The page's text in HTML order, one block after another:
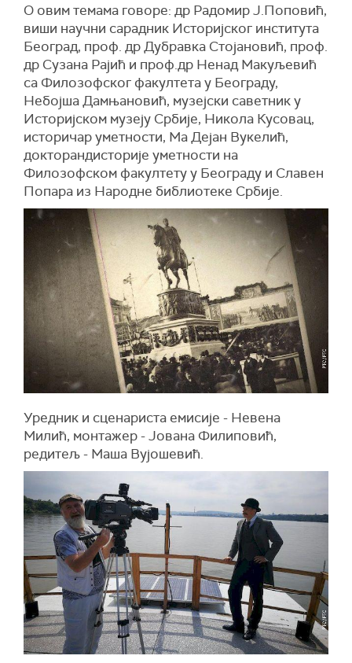
О овим темама говоре: др Радомир Ј.Поповић,
виши научни сарадник Историјског института
Београд, проф. др Дубравка Стојановић, проф.
др Сузана Рајић и проф.др Ненад Макуљевић
са Филозофског факултета у Београду,
Небојша Дамњановић, музејски саветник у
Историјском музеју Србије, Никола Кусовац,
историчар уметности, Ма Дејан Вукелић,
докторандисториje уметности на
Филозофском факултету у Београду и Славен
Попара из Народне библиотеке Србије.
Уредник и сценариста емисије - Невена
Милић, монтажер - Јована Филиповић,
редитељ - Маша Вујошевић.